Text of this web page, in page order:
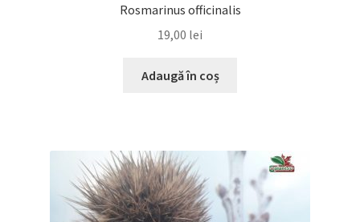
Rosmarinus officinalis
19,00 lei
Adaugă în coș